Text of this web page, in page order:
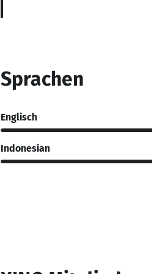
Sprachen
Englisch
Indonesian